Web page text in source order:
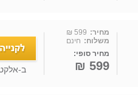
מחיר: 599 ₪
משלוח: חינם
מחיר סופי:
599 ₪ ב-